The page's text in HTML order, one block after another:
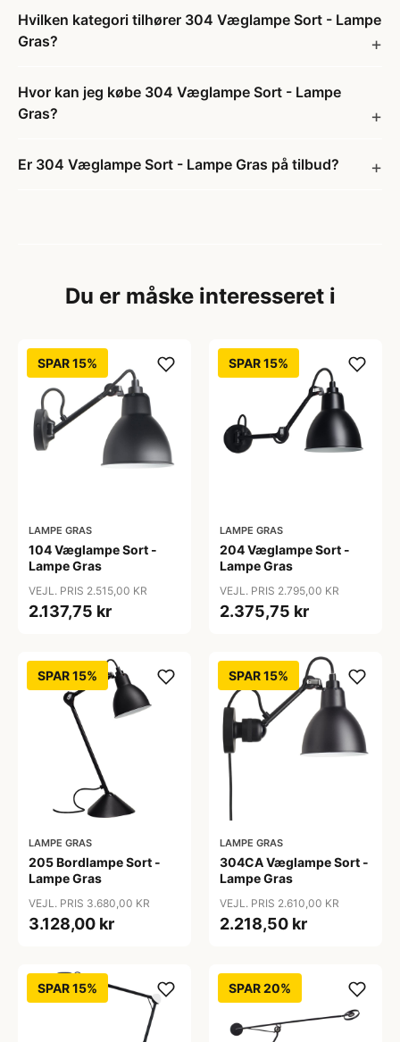
Hvilken kategori tilhører 304 Væglampe Sort - Lampe
Gras?
Hvor kan jeg købe 304 Væglampe Sort - Lampe
Gras?
Er 304 Væglampe Sort - Lampe Gras på tilbud?
Du er måske interesseret i
SPAR 15%
LAMPE GRAS
104 Væglampe Sort -
Lampe Gras
VEJL. PRIS 2.515,00 KR
2.137,75 kr
SPAR 15%
LAMPE GRAS
204 Væglampe Sort -
Lampe Gras
VEJL. PRIS 2.795,00 KR
2.375,75 kr
SPAR 15%
LAMPE GRAS
205 Bordlampe Sort -
Lampe Gras
VEJL. PRIS 3.680,00 KR
3.128,00 kr
SPAR 15%
LAMPE GRAS
304CA Væglampe Sort -
Lampe Gras
VEJL. PRIS 2.610,00 KR
2.218,50 kr
SPAR 15% SPAR 20%